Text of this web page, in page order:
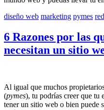
diseño web marketing pymes
6 Razones por las
necesitan un sitio
Al igual que muchos
(pymes), tu podrías creer que tu
tener un sitio web o bien puede